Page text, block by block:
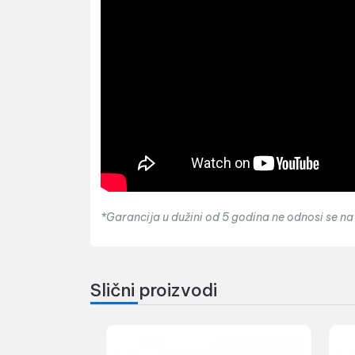
*Garancija u dužini od 5 godina ne odnosi se
Slični proizvodi